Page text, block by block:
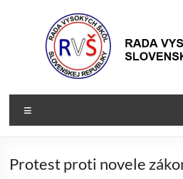
Rada
VŠ
Rada
vysokých
republiky
Protest proti novele